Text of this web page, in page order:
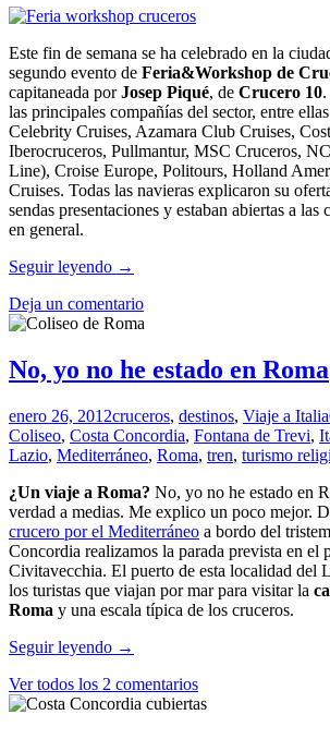
Este fin de semana se ha celebrado en la
segundo evento de Feria&Workshop de
capitaneada porJosep Piqué, de Crucero 10
las principales compañías del sector, entre
Celebrity Cruises, Azamara Club Cruises,
Iberocruceros, Pullmantur, MSC Cruceros,
Line), Croise Europe, Politours, Holland
Cruises. Todas las navieras explicaron su
sendas presentaciones y estaban abiertas a
en general.
Seguir leyendo Feria&Workshop
Cruceros
en
Barcelona
→
Deja un comentario
No, yo no he estado en Roma
enero 26, 2012cruceros, destinos, Viaje a Italia
Coliseo, Costa Concordia, Fontana de Trevi,
Lazio, Mediterráneo, Roma, tren, turismo
¿Un viaje a Roma? No, yo no he estado en
verdad a medias. Me explico un poco mejor.
crucero por el Mediterráneo a bordo del
Concordia realizamos la parada prevista en el
Civitavecchia. El puerto de esta localidad del
los turistas que viajan por mar para visitar la
Roma y una escala típica de los cruceros.
Seguir leyendo No,
no
he
→
Ver todos los 2 comentarios